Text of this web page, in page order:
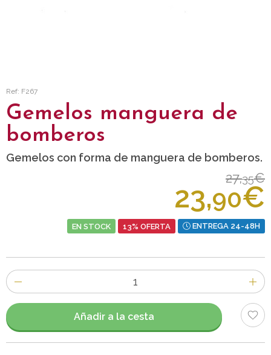
Ref: F267
Gemelos manguera de
bomberos
Gemelos con forma de manguera de bomberos.
27,35€
23,90€
EN STOCK 13% OFERTA ENTREGA 24-48H
Número
de
artículos
Añadir a la cesta